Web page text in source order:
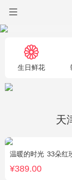
生日鲜花
天
温暖的时光 33朵红玫瑰、2枝多头粉百合，
¥389.00